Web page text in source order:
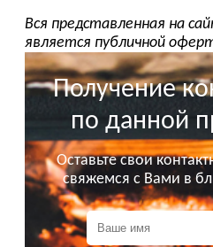
Вся представленная на
является публичной
Получение
по данной
Оставьте свои
свяжемся с Вами в